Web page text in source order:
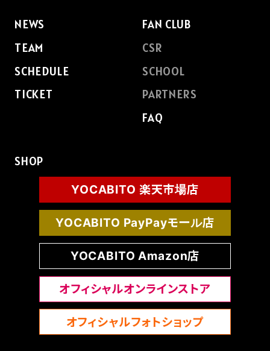
NEWS
TEAM
SCHEDULE
TICKET
FAN CLUB
CSR
SCHOOL
PARTNERS
FAQ
SHOP
YOCABITO 楽天市場店
YOCABITO PayPayモール店
YOCABITO Amazon店
オフィシャルオンラインストア
オフィシャルフォトショップ